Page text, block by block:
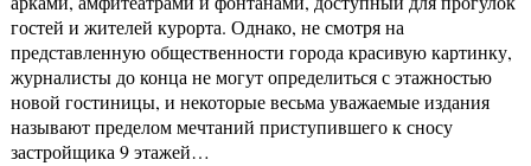
гостей и жителей курорта. Однако, не смотря на
представленную общественности города красивую картинку,
журналисты до конца не могут определиться с этажностью
новой гостиницы, и некоторые весьма уважаемые издания
называют пределом мечтаний приступившего к сносу
застройщика 9 этажей…